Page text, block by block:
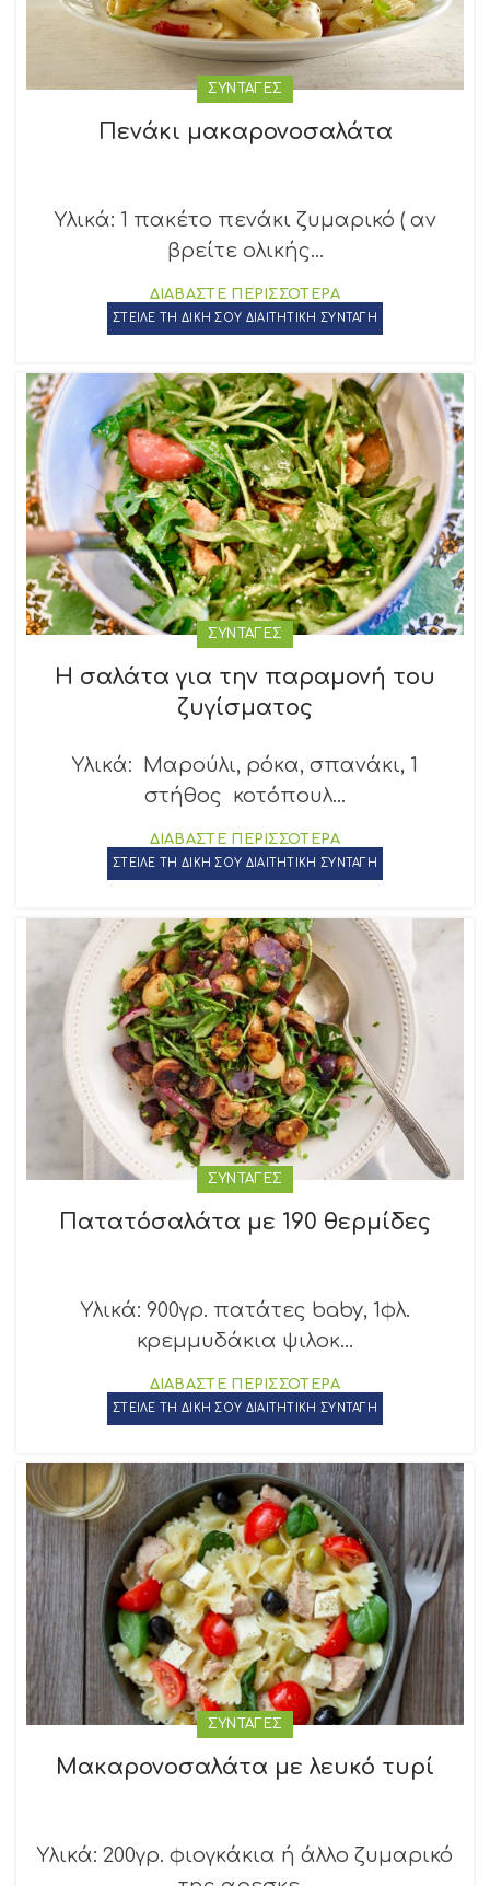
ΣΥΝΤΑΓΕΣ
Πενάκι μακαρονοσαλάτα
Υλικά: 1 πακέτο πενάκι ζυμαρικό ( αν
βρείτε ολικής...
ΔΙΑΒΑΣΤΕ ΠΕΡΙΣΣΟΤΕΡΑ
ΣΤΕΙΛΕ ΤΗ ΔΙΚΗ ΣΟΥ ΔΙΑΙΤΗΤΙΚΗ ΣΥΝΤΑΓΗ
ΣΥΝΤΑΓΕΣ
Η σαλάτα για την παραμονή του
ζυγίσματος
Υλικά: Μαρούλι, ρόκα, σπανάκι, 1
στήθος κοτόπουλ...
ΔΙΑΒΑΣΤΕ ΠΕΡΙΣΣΟΤΕΡΑ
ΣΤΕΙΛΕ ΤΗ ΔΙΚΗ ΣΟΥ ΔΙΑΙΤΗΤΙΚΗ ΣΥΝΤΑΓΗ
ΣΥΝΤΑΓΕΣ
Πατατόσαλάτα με 190 θερμίδες
Υλικά: 900γρ. πατάτες baby, 1φλ.
κρεμμυδάκια ψιλοκ...
ΔΙΑΒΑΣΤΕ ΠΕΡΙΣΣΟΤΕΡΑ
ΣΤΕΙΛΕ ΤΗ ΔΙΚΗ ΣΟΥ ΔΙΑΙΤΗΤΙΚΗ ΣΥΝΤΑΓΗ
ΣΥΝΤΑΓΕΣ
Μακαρονοσαλάτα με λευκό τυρί
Υλικά: 200γρ. φιογκάκια ή άλλο ζυμαρικό